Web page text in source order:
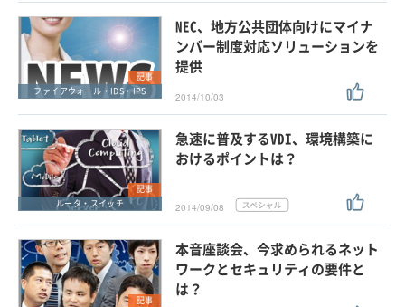
記事
ファイアウォール・IDS・IPS
NEC、地方公共団体向けにマイナ
ンバー制度対応ソリューションを
提供
2014/10/03
記事
ルータ・スイッチ
急速に普及するVDI、環境構築に
おけるポイントは？
2014/09/08
記事
本音座談会、今求められるネット
ワークとセキュリティの要件と
は？